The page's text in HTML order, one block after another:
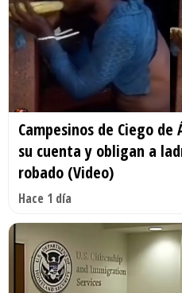
Campesinos de Ciego
su cuenta y obligan a
robado (Video)
Hace 1 día